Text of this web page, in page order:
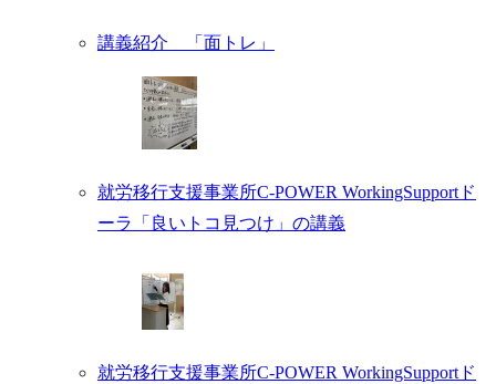
講義紹介 「面トレ」
就労移行支援事業所C-POWER WorkingSupportド
ーラ「良いトコ見つけ」の講義
就労移行支援事業所C-POWER WorkingSupportド